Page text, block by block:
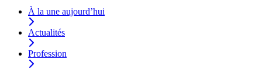
À la une aujourd’hui
Actualités
Profession